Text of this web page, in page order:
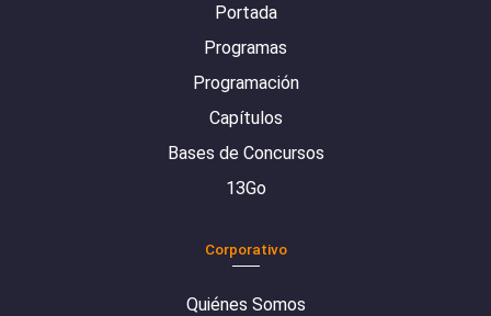
Portada
Programas
Programación
Capítulos
Bases de Concursos
13Go
Corporativo
Quiénes Somos